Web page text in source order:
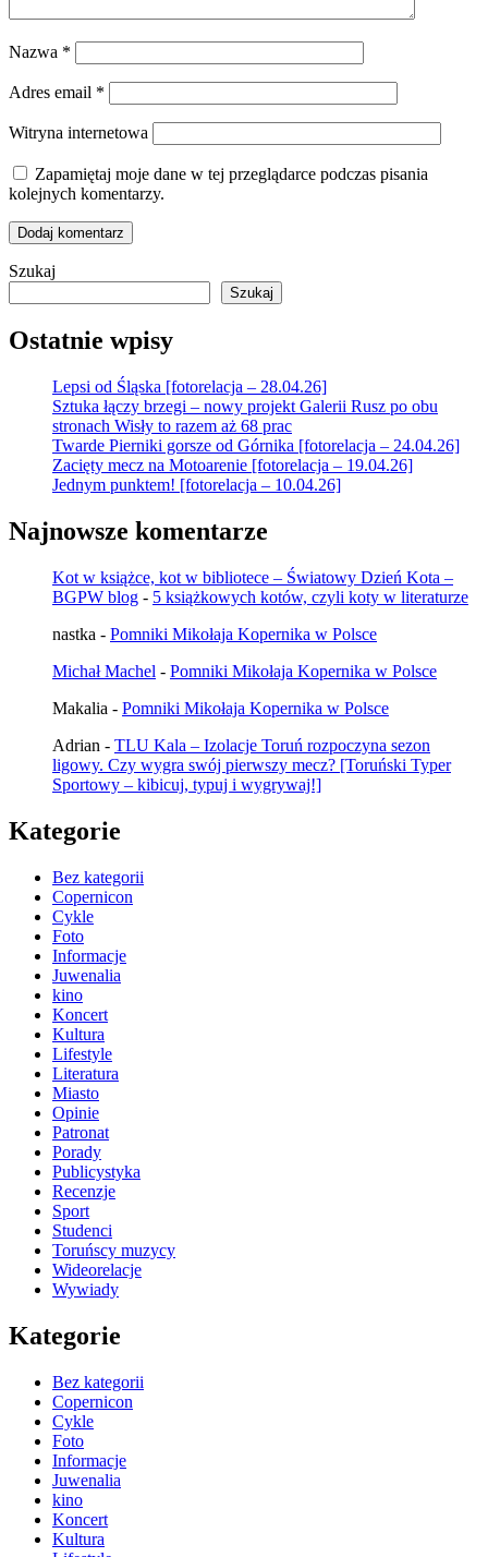
Nazwa *
Adres email *
Witryna internetowa
Zapamiętaj moje dane w tej przeglądarce podczas pisania
kolejnych komentarzy.
Szukaj
Szukaj
Ostatnie wpisy
Lepsi od Śląska [fotorelacja – 28.04.26]
Sztuka łączy brzegi – nowy projekt Galerii Rusz po obu
stronach Wisły to razem aż 68 prac
Twarde Pierniki gorsze od Górnika [fotorelacja – 24.04.26]
Zacięty mecz na Motoarenie [fotorelacja – 19.04.26]
Jednym punktem! [fotorelacja – 10.04.26]
Najnowsze komentarze
Kot w książce, kot w bibliotece – Światowy Dzień Kota –
BGPW blog - 5 książkowych kotów, czyli koty w literaturze
nastka - Pomniki Mikołaja Kopernika w Polsce
Michał Machel - Pomniki Mikołaja Kopernika w Polsce
Makalia - Pomniki Mikołaja Kopernika w Polsce
Adrian - TLU Kala – Izolacje Toruń rozpoczyna sezon
ligowy. Czy wygra swój pierwszy mecz? [Toruński Typer
Sportowy – kibicuj, typuj i wygrywaj!]
Kategorie
Bez kategorii
Copernicon
Cykle
Foto
Informacje
Juwenalia
kino
Koncert
Kultura
Lifestyle
Literatura
Miasto
Opinie
Patronat
Porady
Publicystyka
Recenzje
Sport
Studenci
Toruńscy muzycy
Wideorelacje
Wywiady
Kategorie
Bez kategorii
Copernicon
Cykle
Foto
Informacje
Juwenalia
kino
Koncert
Kultura